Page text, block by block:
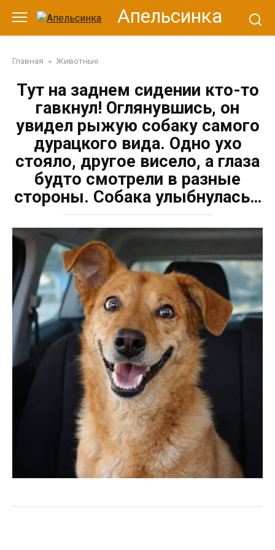
контенту
Апельсинка
Главная » Животные
Тут на заднем сидении кто-то
гавкнул! Оглянувшись, он
увидел рыжую собаку самого
дурацкого вида. Одно ухо
стояло, другое висело, а глаза
будто смотрели в разные
стороны. Собака улыбнулась…